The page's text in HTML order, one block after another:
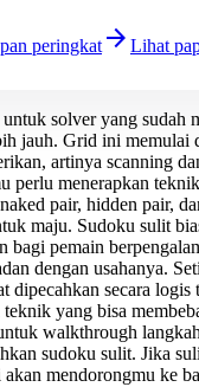
peringkat arrow_forward Lihat
solver yang sudah
jauh. Grid ini memulai
artinya scanning
perlu menerapkan
pair, hidden pair,
maju. Sudoku sulit
bagi pemain
dengan usahanya.
dipecahkan secara
yang bisa
walkthrough
sudoku sulit. Jika
mendorongmu ke